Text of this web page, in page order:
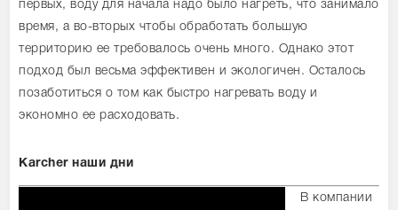
первых, воду для начала надо было нагреть, что занимало
время, а во-вторых чтобы обработать большую
территорию ее требовалось очень много. Однако этот
подход был весьма эффективен и экологичен. Осталось
позаботиться о том как быстро нагревать воду и
экономно ее расходовать.
Karcher наши дни
В компании